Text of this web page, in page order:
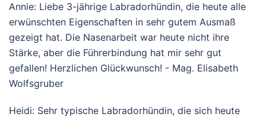
Annie: Liebe 3-jährige Labradorhündin, die heute alle
erwünschten Eigenschaften in sehr gutem Ausmaß
gezeigt hat. Die Nasenarbeit war heute nicht ihre
Stärke, aber die Führerbindung hat mir sehr gut
gefallen! Herzlichen Glückwunsch! - Mag. Elisabeth
Wolfsgruber
Heidi: Sehr typische Labradorhündin, die sich heute